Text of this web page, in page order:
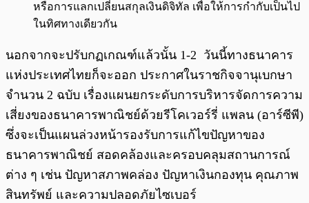
หรือการแลกเปลี่ยนสกุลเงินดิจิทัล เพื่อให้การกำกับเป็นไป
ในทิศทางเดียวกัน
นอกจากจะปรับกฏเกณฑ์แล้วนั้น 1-2 วันนี้ทางธนาคาร
แห่งประเทศไทยก็จะออก ประกาศในราชกิจจานุเบกษา
จำนวน 2 ฉบับ เรื่องแผนยกระดับการบริหารจัดการความ
เสี่ยงของธนาคารพาณิชย์ด้วยรีโคเวอร์รี่ แพลน (อาร์ซีพี)
ซึ่งจะเป็นแผนล่วงหน้ารองรับการแก้ไขปัญหาของ
ธนาคารพาณิชย์ สอดคล้องและครอบคลุมสถานการณ์
ต่าง ๆ เช่น ปัญหาสภาพคล่อง ปัญหาเงินกองทุน คุณภาพ
สินทรัพย์ และความปลอดภัยไซเบอร์